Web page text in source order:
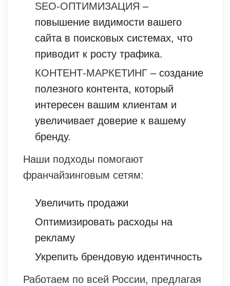
SEO-ОПТИМИЗАЦИЯ –
повышение видимости вашего
сайта в поисковых системах, что
приводит к росту трафика.
КОНТЕНТ-МАРКЕТИНГ – создание
полезного контента, который
интересен вашим клиентам и
увеличивает доверие к вашему
бренду.
Наши подходы помогают
франчайзинговым сетям:
Увеличить продажи
Оптимизировать расходы на
рекламу
Укрепить брендовую идентичность
Работаем по всей России, предлагая